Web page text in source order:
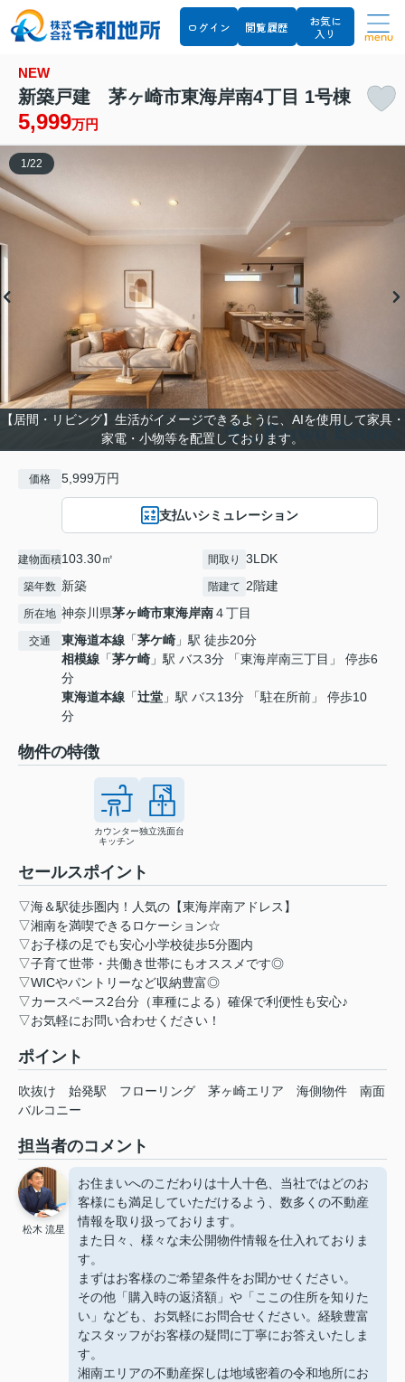
ログイン 閲覧履歴
お気に
入り
menu
NEW
新築戸建 茅ヶ崎市東海岸南4丁目 1号棟
5,999万円
【居間・リビング】生活がイメージできるように、AIを使用して家具・
家電・小物等を配置しております。
1 /22
価格 5,999万円
支払いシミュレーション
建物面積103.30㎡ 間取り 3LDK
築年数 新築 階建て 2階建
所在地 神奈川県茅ヶ崎市東海岸南４丁目
交通 東海道本線 「茅ケ崎 」駅 徒歩20分
相模線 「茅ケ崎 」駅 バス3分 「東海岸南三丁目」 停歩6
分
東海道本線 「辻堂 」駅 バス13分 「駐在所前」 停歩10
分
物件の特徴
カウンター
キッチン
独立洗面台
セールスポイント
▽海＆駅徒歩圏内！人気の【東海岸南アドレス】
▽湘南を満喫できるロケーション☆
▽お子様の足でも安心小学校徒歩5分圏内
▽子育て世帯・共働き世帯にもオススメです◎
▽WICやパントリーなど収納豊富◎
▽カースペース2台分（車種による）確保で利便性も安心♪
▽お気軽にお問い合わせください！
ポイント
吹抜け 始発駅 フローリング 茅ヶ崎エリア 海側物件
南面
バルコニー
担当者のコメント
松木 流星
お住まいへのこだわりは十人十色、当社ではどのお
客様にも満足していただけるよう、数多くの不動産
情報を取り扱っております。
また日々、様々な未公開物件情報を仕入れておりま
す。
まずはお客様のご希望条件をお聞かせください。
その他「購入時の返済額」や「ここの住所を知りた
い」なども、お気軽にお問合せください。経験豊富
なスタッフがお客様の疑問に丁寧にお答えいたしま
す。
湘南エリアの不動産探しは地域密着の令和地所にお